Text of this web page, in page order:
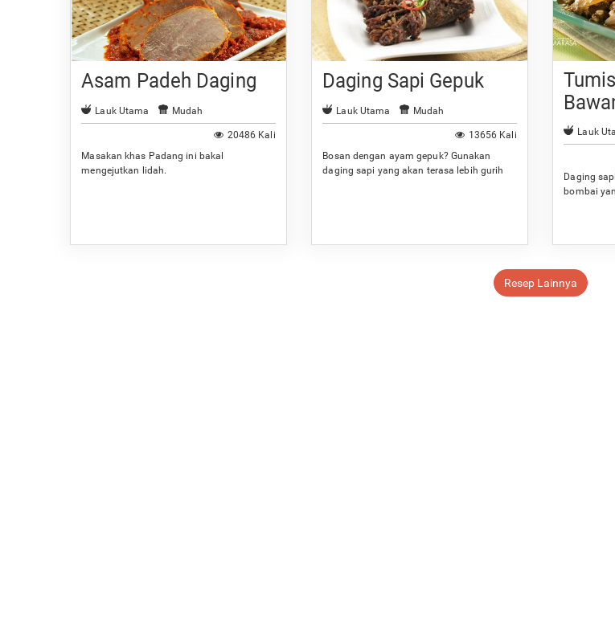
Asam Padeh Daging
Lauk Utama Mudah
20486 Kali
Masakan khas Padang ini bakal
mengejutkan lidah.
Daging Sapi Gepuk
Lauk Utama Mudah
13656 Kali
Bosan dengan ayam gepuk? Gunakan
daging sapi yang akan terasa lebih gurih
Lauk
Daging
bombai
Resep Lainnya